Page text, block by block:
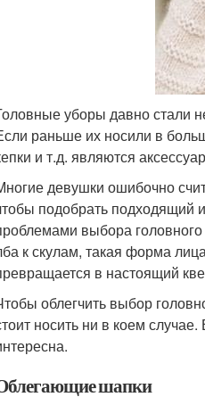
уборы давно стали
раньше их носили в
и т.д. являются
девушки ошибочно
подобрать подходящий
выбора
к скулам, такая форма
в настоящий
облегчить выбор
носить ни в коем
шапки